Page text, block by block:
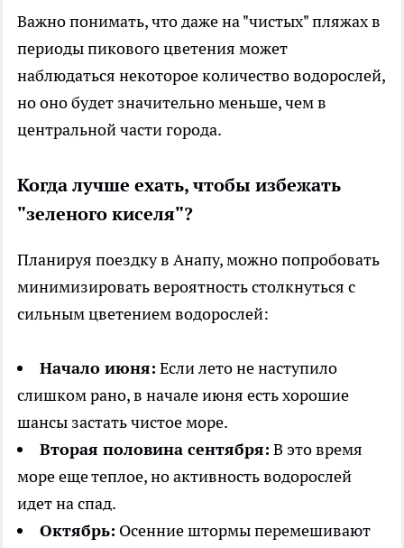
Важно понимать, что даже на "чистых" пляжах в
периоды пикового цветения может
наблюдаться некоторое количество водорослей,
но оно будет значительно меньше, чем в
центральной части города.
Когда лучше ехать, чтобы избежать
"зеленого киселя"?
Планируя поездку в Анапу, можно попробовать
минимизировать вероятность столкнуться с
сильным цветением водорослей:
Начало июня: Если лето не наступило
слишком рано, в начале июня есть хорошие
шансы застать чистое море.
Вторая половина сентября: В это время
море еще теплое, но активность водорослей
идет на спад.
Октябрь: Осенние штормы перемешивают